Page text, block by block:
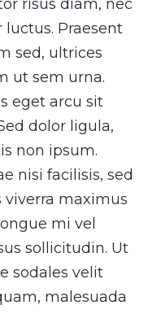
risus diam, nec
Praesent
sed, ultrices
ut sem urna.
eget arcu sit
dolor ligula,
non ipsum.
nisi facilisis, sed
maximus
mi vel
sollicitudin. Ut
sodales velit
malesuada